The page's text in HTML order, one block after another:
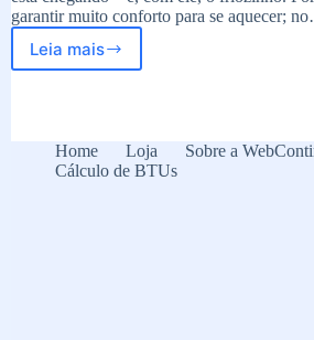
garantir muito conforto para se aquecer;
Leia mais
Qual
ambiente
mais
econômico?
Home Loja
Sobre a
Cálculo de BTUs